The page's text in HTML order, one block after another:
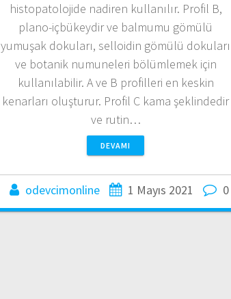
histopatolojide nadiren kullanılır. Profil B,
plano-içbükeydir ve balmumu gömülü
yumuşak dokuları, selloidin gömülü dokuları
ve botanik numuneleri bölümlemek için
kullanılabilir. A ve B profilleri en keskin
kenarları oluşturur. Profil C kama şeklindedir
ve rutin…
DEVAMI
odevcimonline 1 Mayıs 2021 0